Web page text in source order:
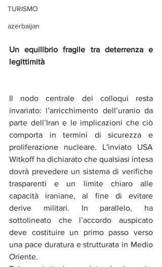
TURISMO
azerbaijan
Un equilibrio fragile tra deterrenza e
legittimità
Il nodo centrale dei colloqui resta
invariato: l’arricchimento dell’uranio da
parte dell’Iran e le implicazioni che ciò
comporta in termini di sicurezza e
proliferazione nucleare. L'inviato USA
Witkoff ha dichiarato che qualsiasi intesa
dovrà prevedere un sistema di verifiche
trasparenti e un limite chiaro alle
capacità iraniane, al fine di evitare
derive militari. In parallelo, ha
sottolineato che l’accordo auspicato
deve costituire un primo passo verso
una pace duratura e strutturata in Medio
Oriente.